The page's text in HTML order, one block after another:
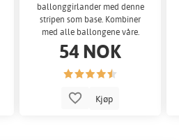
ballonggirlander med denne
stripen som base. Kombiner
med alle ballongene våre.
54 NOK
Kjøp